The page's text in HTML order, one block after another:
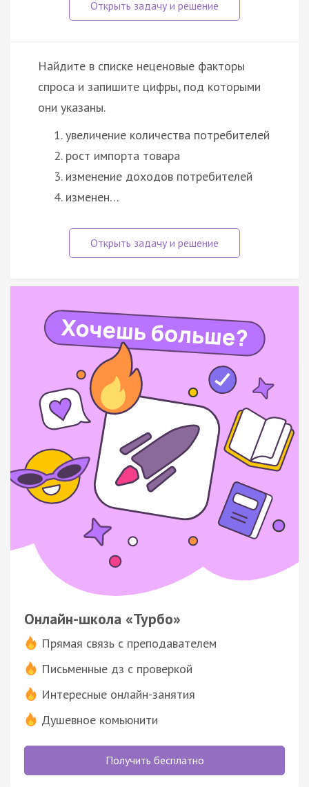
Найдите в списке неценовые факторы
спроса и запишите цифры, под которыми
они указаны.
увеличение количества потребителей
рост импорта товара
изменение доходов потребителей
изменен…
Онлайн-школа «Турбо»
Прямая связь с преподавателем
Письменные дз с проверкой
Интересные онлайн-занятия
Душевное комьюнити
Получить бесплатно